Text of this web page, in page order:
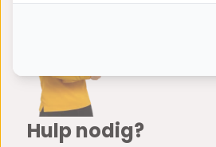
Hulp nodig?